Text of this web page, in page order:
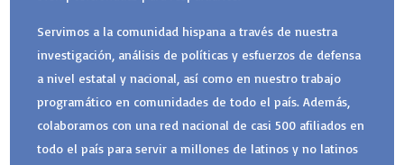
Servimos a la comunidad hispana a través de nuestra
investigación, análisis de políticas y esfuerzos de defensa
a nivel estatal y nacional, así como en nuestro trabajo
programático en comunidades de todo el país. Además,
colaboramos con una red nacional de casi 500 afiliados en
todo el país para servir a millones de latinos y no latinos